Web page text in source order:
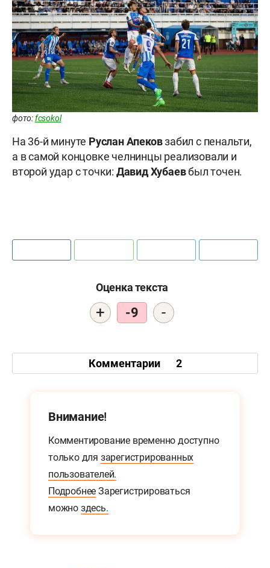
фото:fcsokol
На 36-й минуте Руслан Апековзабил с пенальти,
а в самой концовке челнинцы реализовали и
второй удар с точки: Давид Хубаевбыл точен.
Оценка текста
+ -9 -
Комментарии 2
Внимание!
Комментирование временно доступно
только для зарегистрированных
пользователей.
Подробнее Зарегистрироваться
можно здесь.